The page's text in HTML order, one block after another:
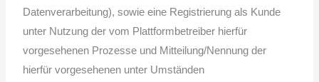
Datenverarbeitung), sowie eine Registrierung als Kunde
unter Nutzung der vom Plattformbetreiber hierfür
vorgesehenen Prozesse und Mitteilung/Nennung der
hierfür vorgesehenen unter Umständen